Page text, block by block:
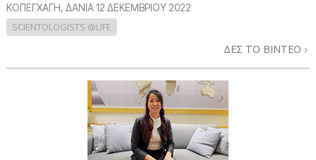
ΚΟΠΕΓΧΆΓΗ, ΔΑΝΊΑ12 ΔΕΚΕΜΒΡΙΟΥ 2022
SCIENTOLOGISTS @LIFE
ΔΕΣ ΤΟ ΒΙΝΤΕΟ